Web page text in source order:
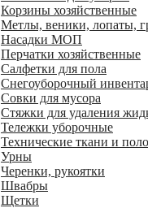
Корзины хозяйственные
Метлы, веники, лопаты,
Насадки МОП
Перчатки хозяйственные
Салфетки для пола
Снегоуборочный
Совки для мусора
Стяжки для удаления
Тележки уборочные
Технические ткани и
Урны
Черенки, рукоятки
Швабры
Щетки